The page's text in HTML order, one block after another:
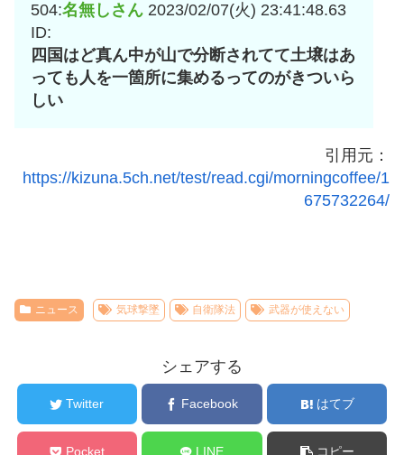
504:名無しさん 2023/02/07(火) 23:41:48.63
ID:
四国はど真ん中が山で分断されてて土壌はあ
っても人を一箇所に集めるってのがきついら
しい
引用元：
https://kizuna.5ch.net/test/read.cgi/morningcoffee/1
675732264/
ニュース 気球撃墜 自衛隊法 武器が使えない
シェアする
Twitter Facebook はてブ
Pocket LINE コピー